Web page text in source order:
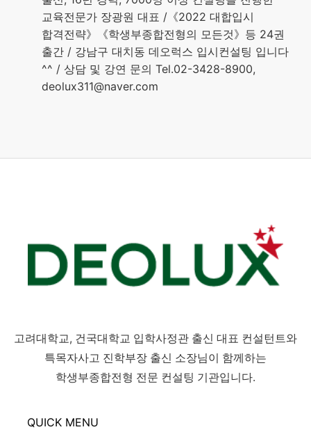
교육전문가 장광원 대표 /《2022 대합입시
합격전략》《학생부종합전형의 모든것》등 24권
출간 / 강남구 대치동 데오럭스 입시컨설팅 입니다
^^ / 상담 및 강연 문의 Tel.02-3428-8900,
deolux311@naver.com
고려대학교, 건국대학교 입학사정관 출신 대표 컨설턴트와
특목자사고 진학부장 출신 소장님이 함께하는
학생부종합전형 전문 컨설팅 기관입니다.
QUICK MENU